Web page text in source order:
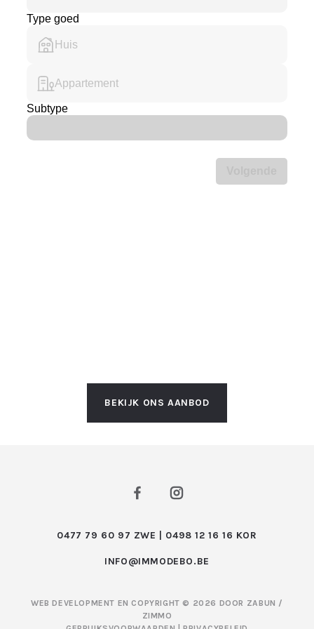
BEKIJK ONS AANBOD
0477 79 60 97 ZWE | 0498 12 16 16 KOR
INFO@IMMODEBO.BE
WEB DEVELOPMENT EN COPYRIGHT © 2026 DOOR ZABUN /
ZIMMO